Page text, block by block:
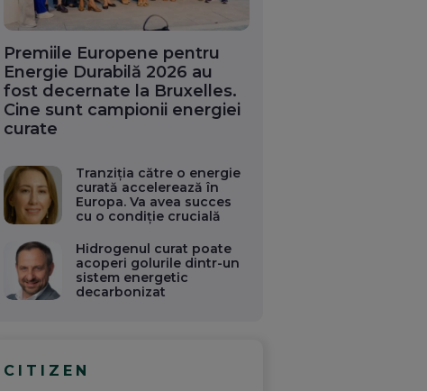
Premiile Europene pentru
Energie Durabilă 2026 au
fost decernate la Bruxelles.
Cine sunt campionii energiei
curate
Tranziția către o energie
curată accelerează în
Europa. Va avea succes
cu o condiție crucială
Hidrogenul curat poate
acoperi golurile dintr-un
sistem energetic
decarbonizat
CITIZEN